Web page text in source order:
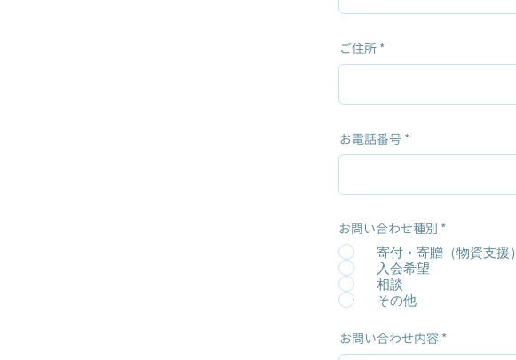
ご住所
お電話番号
お問い合わせ種別 *
寄付・寄贈（物資支援）
入会希望
相談
その他
お問い合わせ内容